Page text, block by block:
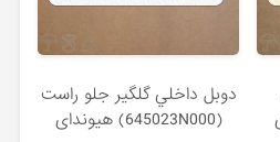
دوبل داخلي گلگير جلو راست
(645023N000) هیوندای